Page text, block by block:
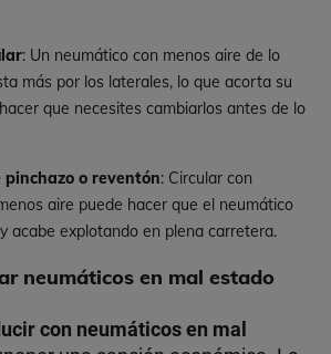
: Un neumático con menos aire de lo
más por los laterales, lo que acorta su
que necesites cambiarlos antes de lo
pinchazo o reventón: Circular con
aire puede hacer que el neumático
acabe explotando en plena carretera.
neumáticos en mal estado
con neumáticos en mal